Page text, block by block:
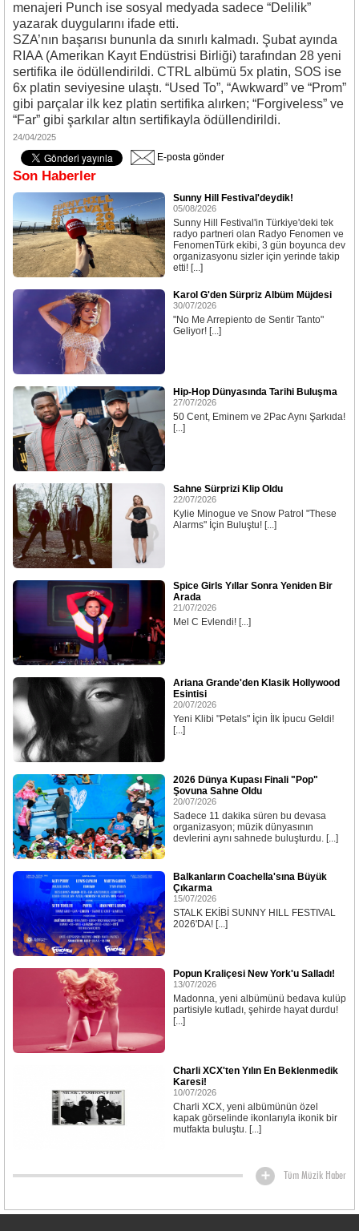
menajeri Punch ise sosyal medyada sadece “Delilik”
yazarak duygularını ifade etti.
SZA’nın başarısı bununla da sınırlı kalmadı. Şubat ayında
RIAA (Amerikan Kayıt Endüstrisi Birliği) tarafından 28 yeni
sertifika ile ödüllendirildi. CTRL albümü 5x platin, SOS ise
6x platin seviyesine ulaştı. “Used To”, “Awkward” ve “Prom”
gibi parçalar ilk kez platin sertifika alırken; “Forgiveless” ve
“Far” gibi şarkılar altın sertifikayla ödüllendirildi.
24/04/2025
E-posta gönder
Son Haberler
Sunny Hill Festival'deydik!
05/08/2026
Sunny Hill Festival'in Türkiye'deki tek
radyo partneri olan Radyo Fenomen ve
FenomenTürk ekibi, 3 gün boyunca dev
organizasyonu sizler için yerinde takip
etti! [...]
Karol G'den Sürpriz Albüm Müjdesi
30/07/2026
"No Me Arrepiento de Sentir Tanto"
Geliyor! [...]
Hip-Hop Dünyasında Tarihi Buluşma
27/07/2026
50 Cent, Eminem ve 2Pac Aynı Şarkıda!
[...]
Sahne Sürprizi Klip Oldu
22/07/2026
Kylie Minogue ve Snow Patrol "These
Alarms" İçin Buluştu! [...]
Spice Girls Yıllar Sonra Yeniden Bir
Arada
21/07/2026
Mel C Evlendi! [...]
Ariana Grande'den Klasik Hollywood
Esintisi
20/07/2026
Yeni Klibi "Petals" İçin İlk İpucu Geldi!
[...]
2026 Dünya Kupası Finali "Pop"
Şovuna Sahne Oldu
20/07/2026
Sadece 11 dakika süren bu devasa
organizasyon; müzik dünyasının
devlerini aynı sahnede buluşturdu. [...]
Balkanların Coachella'sına Büyük
Çıkarma
15/07/2026
STALK EKİBİ SUNNY HILL FESTIVAL
2026'DA! [...]
Popun Kraliçesi New York'u Salladı!
13/07/2026
Madonna, yeni albümünü bedava kulüp
partisiyle kutladı, şehirde hayat durdu!
[...]
Charli XCX'ten Yılın En Beklenmedik
Karesi!
10/07/2026
Charli XCX, yeni albümünün özel
kapak görselinde ikonlarıyla ikonik bir
mutfakta buluştu. [...]
Tüm Müzik Haber